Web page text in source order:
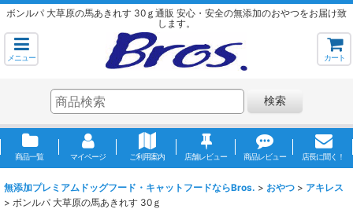
ボンルパ 大草原の馬あきれす 30ｇ通販 安心・安全の無添加のおやつをお届け致
します。
メニュー カート
検索
商品一覧 マイページ ご利用案内 店舗レビュー 商品レビュー 店長に聞く！
無添加プレミアムドッグフード・キャットフードならBros. > おやつ > アキレス
> ボンルパ 大草原の馬あきれす 30ｇ